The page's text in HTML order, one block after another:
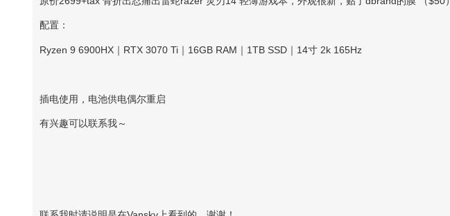
配置：
Ryzen 9 6900HX｜RTX 3070 Ti｜16GB RAM｜1TB SSD｜14寸 2k 165Hz
插电使用，电池供电偶尔重启
有兴趣可以联系我～